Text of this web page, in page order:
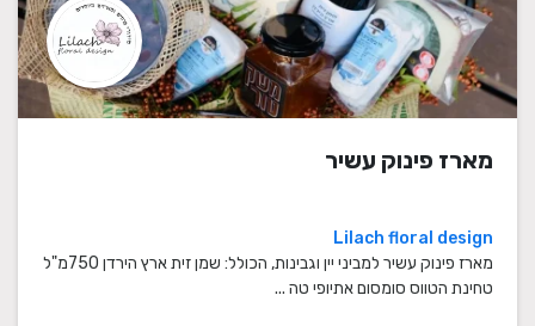
מארז פינוק עשיר
Lilach floral design
מארז פינוק עשיר למביני יין וגבינות, הכולל: שמן זית ארץ הירדן 750מ"ל
טחינת הטווס סומסום אתיופי טה ...